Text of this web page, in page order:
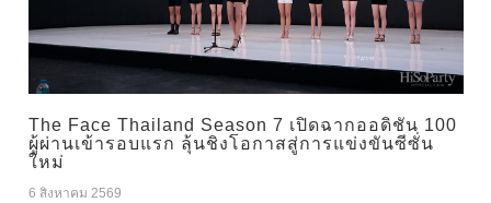
The Face Thailand Season 7 เปิดฉากออดิชัน 100
ผู้ผ่านเข้ารอบแรก ลุ้นชิงโอกาสสู่การแข่งขันซีซั่น
ใหม่
6 สิงหาคม 2569